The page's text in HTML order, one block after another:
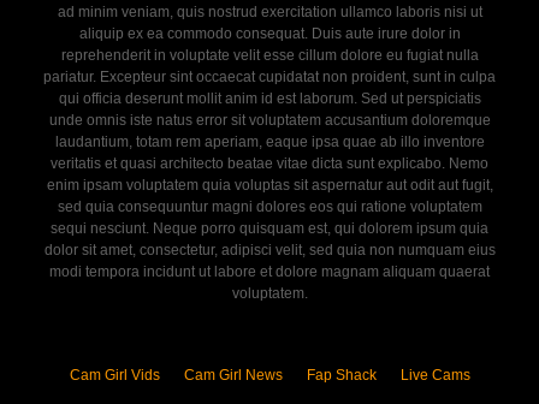
ad minim veniam, quis nostrud exercitation ullamco laboris nisi ut
aliquip ex ea commodo consequat. Duis aute irure dolor in
reprehenderit in voluptate velit esse cillum dolore eu fugiat nulla
pariatur. Excepteur sint occaecat cupidatat non proident, sunt in culpa
qui officia deserunt mollit anim id est laborum. Sed ut perspiciatis
unde omnis iste natus error sit voluptatem accusantium doloremque
laudantium, totam rem aperiam, eaque ipsa quae ab illo inventore
veritatis et quasi architecto beatae vitae dicta sunt explicabo. Nemo
enim ipsam voluptatem quia voluptas sit aspernatur aut odit aut fugit,
sed quia consequuntur magni dolores eos qui ratione voluptatem
sequi nesciunt. Neque porro quisquam est, qui dolorem ipsum quia
dolor sit amet, consectetur, adipisci velit, sed quia non numquam eius
modi tempora incidunt ut labore et dolore magnam aliquam quaerat
voluptatem.
Cam Girl Vids Cam Girl News Fap Shack Live Cams